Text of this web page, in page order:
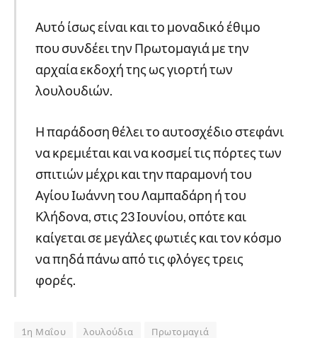
Αυτό ίσως είναι και το μοναδικό έθιμο
που συνδέει την Πρωτομαγιά με την
αρχαία εκδοχή της ως γιορτή των
λουλουδιών.
Η παράδοση θέλει το αυτοσχέδιο στεφάνι
να κρεμιέται και να κοσμεί τις πόρτες των
σπιτιών μέχρι και την παραμονή του
Αγίου Ιωάννη του Λαμπαδάρη ή του
Κλήδονα, στις 23 Ιουνίου, οπότε και
καίγεται σε μεγάλες φωτιές και τον κόσμο
να πηδά πάνω από τις φλόγες τρεις
φορές.
1η Μαΐου λουλούδια Πρωτομαγιά